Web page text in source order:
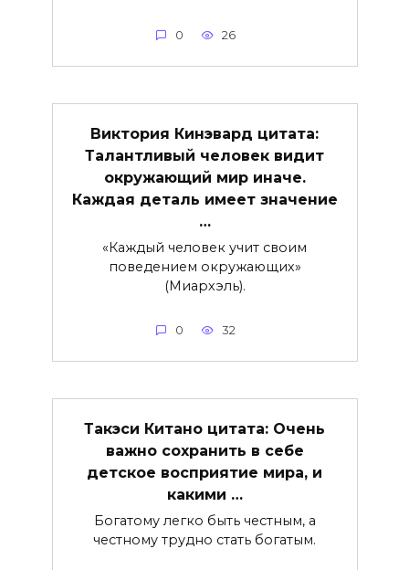
0 26
Виктория Кинэвард цитата:
Талантливый человек видит
окружающий мир иначе.
Каждая деталь имеет значение
…
«Каждый человек учит своим
поведением окружающих»
(Миархэль).
0 32
Такэси Китано цитата: Очень
важно сохранить в себе
детское восприятие мира, и
какими …
Богатому легко быть честным, а
честному трудно стать богатым.